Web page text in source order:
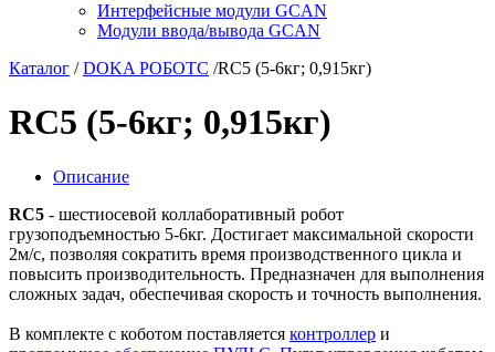
Интерфейсные модули GCAN
Модули ввода/вывода GCAN
Каталог / DOKA РОБОТС /RC5 (5-6кг; 0,915кг)
RC5 (5-6кг; 0,915кг)
Описание
RC5 - шестиосевой коллаборативный робот
грузоподъемностью 5-6кг. Достигает максимальной скорости
2м/с, позволяя сократить время производственного цикла и
повысить производительность. Предназначен для выполнения
сложных задач, обеспечивая скорость и точность выполнения.
В комплекте с коботом поставляется контроллер и